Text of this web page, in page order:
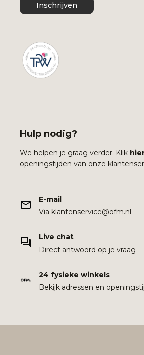
Inschrijven
Hulp nodig?
We helpen je graag verder. Klik
openingstijden van onze
E-mail
Via klantenservice@ofm.nl
Live chat
Direct antwoord op je vraag
24 fysieke winkels
Bekijk adressen en